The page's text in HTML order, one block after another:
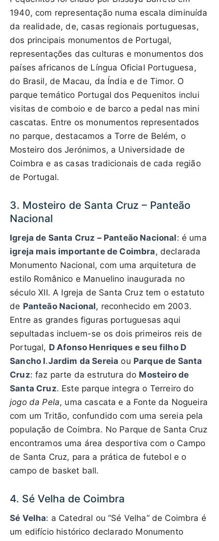
1940, com representação numa escala diminuída
da realidade, de, casas regionais portuguesas,
dos principais monumentos de Portugal,
representações das culturas e monumentos dos
países africanos de Língua Oficial Portuguesa,
do Brasil, de Macau, da Índia e de Timor. O
parque temático Portugal dos Pequenitos inclui
visitas de comboio e de barco a pedal nas mini
cascatas. Entre os monumentos representados
no parque, destacamos a Torre de Belém, o
Mosteiro dos Jerónimos, a Universidade de
Coimbra e as casas tradicionais de cada região
de Portugal.
3. Mosteiro de Santa Cruz – Panteão
Nacional
Igreja de Santa Cruz – Panteão Nacional: é uma
igreja mais importante de Coimbra, declarada
Monumento Nacional, com uma arquitetura de
estilo Românico e Manuelino inaugurada no
século XII. A Igreja de Santa Cruz tem o estatuto
de Panteão Nacional, reconhecido em 2003.
Entre as grandes figuras portuguesas aqui
sepultadas incluem-se os dois primeiros reis de
Portugal, D Afonso Henriques e seu filho D
Sancho I.Jardim da Sereia ou Parque de Santa
Cruz: faz parte da estrutura do Mosteiro de
Santa Cruz. Este parque integra o Terreiro do
jogo da Pela, uma cascata e a Fonte da Nogueira
com um Tritão, confundido com uma sereia pela
população de Coimbra. No Parque de Santa Cruz
encontramos uma área desportiva com o Campo
de Santa Cruz, para a prática de futebol e o
campo de basket ball.
4. Sé Velha de Coimbra
Sé Velha: a Catedral ou “Sé Velha” de Coimbra é
um edifício histórico declarado Monumento